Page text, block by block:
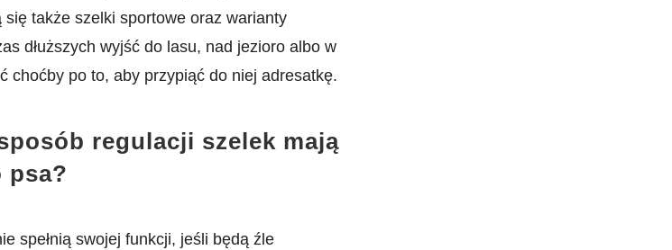
także szelki sportowe oraz warianty
dłuższych wyjść do lasu, nad jezioro albo w
choćby po to, aby przypiąć do niej adresatkę.
regulacji szelek mają
psa?
spełnią swojej funkcji, jeśli będą źle